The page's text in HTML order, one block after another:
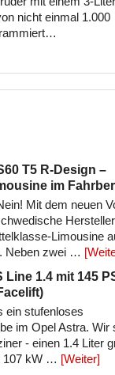
nicht einmal 1.000
T5 R-Design –
im
Mit dem neuen
Limousine
Neben zwei …
Line 1.4 mit 145
ein stufenloses
im Opel Astra. Wir
- einen 1.4 Liter
107 kW … [Weiter]